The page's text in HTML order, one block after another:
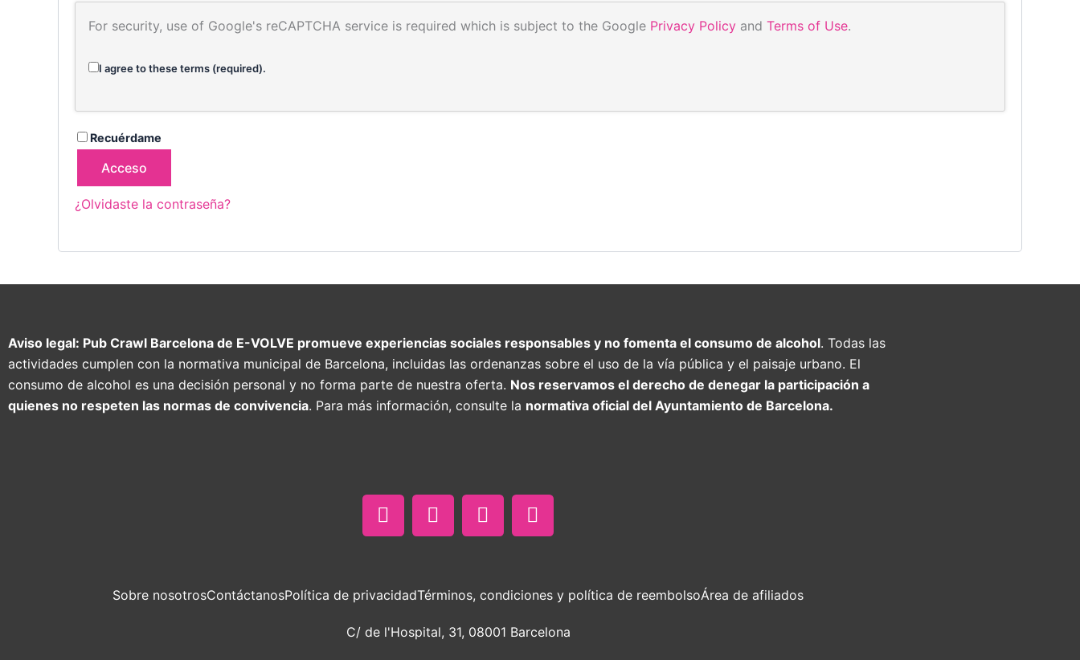
For security, use of Google's reCAPTCHA service is required which is subject to the Google Privacy Policy and Terms of Use.
I agree to these terms (required).
Recuérdame
Acceso
¿Olvidaste la contraseña?
Aviso legal: Pub Crawl Barcelona de E-VOLVE promueve experiencias sociales responsables y no fomenta el consumo de alcohol. Todas las
actividades cumplen con la normativa municipal de Barcelona, ​​incluidas las ordenanzas sobre el uso de la vía pública y el paisaje urbano. El
consumo de alcohol es una decisión personal y no forma parte de nuestra oferta. Nos reservamos el derecho de denegar la participación a
quienes no respeten las normas de convivencia. Para más información, consulte la normativa oficial del Ayuntamiento de Barcelona.
c
e
o
s
t
r
m
k
t
a
t
p
Sobre nosotrosContáctanosPolítica de privacidadTérminos, condiciones y política de reembolsoÁrea de afiliados
C/ de l'Hospital, 31, 08001 Barcelona